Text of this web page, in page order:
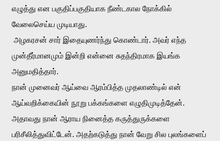
எழுத்து என பகுதிப்பகுதியாக நீண்டகால நோக்கில்
வேலைசெய்ய முடியாது.
முன்தீர்மானமும் இன்றி என்னை சுதந்திரமாக இயங்க
அனுமதித்தார்.
நான் முனைவர் ஆய்வை ஆரம்பித்த முதலாண்டில் என்
ஆய்வறிக்கையின் நூறு பக்கங்களை எழுதிமுடித்தேன்.
அதாவது நான் ஆராய நினைத்த கருத்துருக்களை
பரிசீலித்துவிட்டேன். அதற்கடுத்து நான் வேறு சில புலங்களைப்